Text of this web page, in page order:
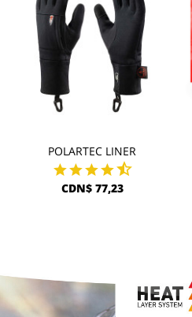
POLARTEC LINER
CDN$ 77,23